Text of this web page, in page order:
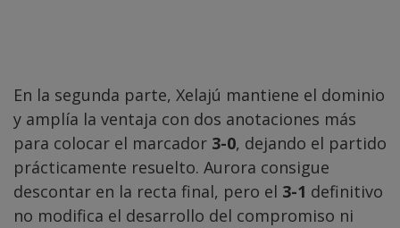
En la segunda parte, Xelajú mantiene el dominio
y amplía la ventaja con dos anotaciones más
para colocar el marcador 3-0, dejando el partido
prácticamente resuelto. Aurora consigue
descontar en la recta final, pero el 3-1 definitivo
no modifica el desarrollo del compromiso ni